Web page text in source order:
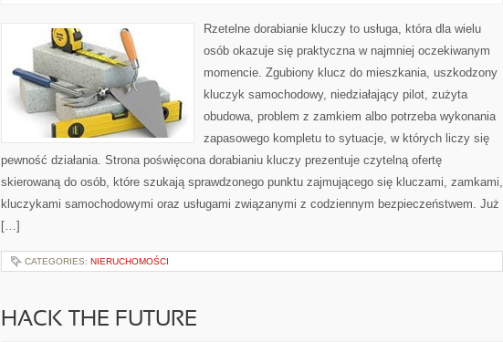
Rzetelne dorabianie kluczy to usługa, która dla wielu
osób okazuje się praktyczna w najmniej oczekiwanym
momencie. Zgubiony klucz do mieszkania, uszkodzony
kluczyk samochodowy, niedziałający pilot, zużyta
obudowa, problem z zamkiem albo potrzeba wykonania
zapasowego kompletu to sytuacje, w których liczy się
pewność działania. Strona poświęcona dorabianiu kluczy prezentuje czytelną ofertę
skierowaną do osób, które szukają sprawdzonego punktu zajmującego się kluczami, zamkami,
kluczykami samochodowymi oraz usługami związanymi z codziennym bezpieczeństwem. Już
[…]
CATEGORIES: NIERUCHOMOŚCI
HACK THE FUTURE